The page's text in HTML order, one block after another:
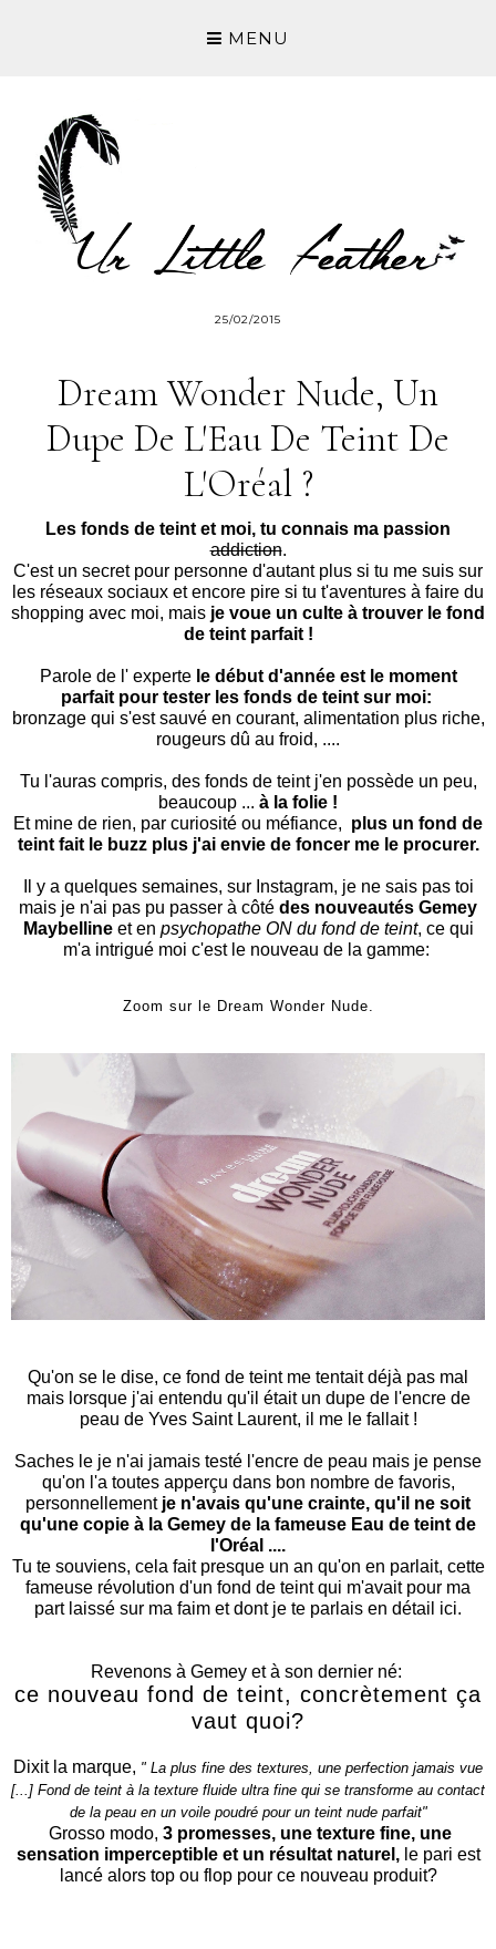
MENU
25/02/2015
Dream Wonder Nude, Un
Dupe De L'Eau De Teint De
L'Oréal ?
Les fonds de teint et moi, tu connais ma passion
addiction.
C'est un secret pour personne d'autant plus si tu me suis sur
les réseaux sociaux et encore pire si tu t'aventures à faire du
shopping avec moi, mais je voue un culte à trouver le fond
de teint parfait !
Parole de l' experte le début d'année est le moment
parfait pour tester les fonds de teint sur moi:
bronzage qui s'est sauvé en courant, alimentation plus riche,
rougeurs dû au froid, ....
Tu l'auras compris, des fonds de teint j'en possède un peu,
beaucoup ... à la folie !
Et mine de rien, par curiosité ou méfiance, plus un fond de
teint fait le buzz plus j'ai envie de foncer me le procurer.
Il y a quelques semaines, sur Instagram, je ne sais pas toi
mais je n'ai pas pu passer à côté des nouveautés Gemey
Maybellineet en psychopathe ON du fond de teint, ce qui
m'a intrigué moi c'est le nouveau de la gamme:
Zoom sur le Dream Wonder Nude.
Qu'on se le dise, ce fond de teint me tentait déjà pas mal
mais lorsque j'ai entendu qu'il était un dupe de l'encre de
peau de Yves Saint Laurent, il me le fallait !
Saches le je n'ai jamais testé l'encre de peau mais je pense
qu'on l'a toutes apperçu dans bon nombre de favoris,
personnellement je n'avais qu'une crainte, qu'il ne soit
qu'une copie à la Gemey de la fameuse Eau de teint de
l'Oréal ....
Tu te souviens, cela fait presque un an qu'on en parlait, cette
fameuse révolution d'un fond de teint qui m'avait pour ma
part laissé sur ma faim et dont je te parlais en détail ici.
Revenons à Gemey et à son dernier né:
ce nouveau fond de teint, concrètement ça
vaut quoi?
Dixit la marque, " La plus fine des textures, une perfection jamais vue
[...] Fond de teint à la texture fluide ultra fine qui se transforme au contact
de la peau en un voile poudré pour un teint nude parfait"
Grosso modo, 3 promesses, une texture fine, une
sensation imperceptible et un résultat naturel,le pari est
lancé alors top ou flop pour ce nouveau produit?